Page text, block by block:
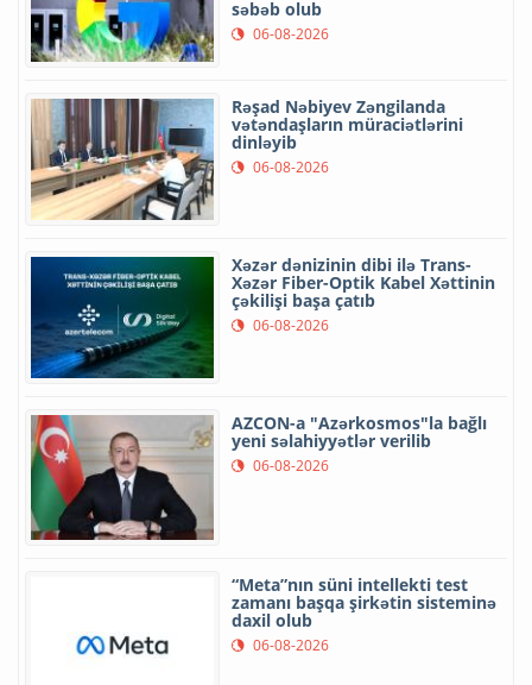
səbəb olub
06-08-2026
Rəşad Nəbiyev Zəngilanda
vətəndaşların müraciətlərini
dinləyib
06-08-2026
Xəzər dənizinin dibi ilə Trans-
Xəzər Fiber-Optik Kabel Xəttinin
çəkilişi başa çatıb
06-08-2026
AZCON-a "Azərkosmos"la bağlı
yeni səlahiyyətlər verilib
06-08-2026
“Meta”nın süni intellekti test
zamanı başqa şirkətin sisteminə
daxil olub
06-08-2026